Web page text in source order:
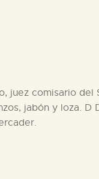
juez comisario del
jabón y loza. D